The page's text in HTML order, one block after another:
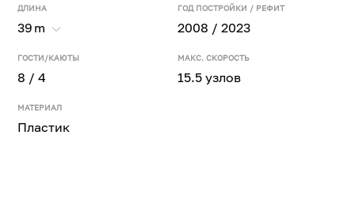
ДЛИНА
39 m
ГОД ПОСТРОЙКИ / РЕФИТ
2008 / 2023
ГОСТИ/КАЮТЫ
8 / 4
МАКС. СКОРОСТЬ
15.5 узлов
МАТЕРИАЛ
Пластик